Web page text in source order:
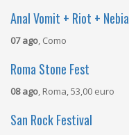
Anal Vomit + Riot + Nebia
07 ago, Como
Roma Stone Fest
08 ago, Roma, 53,00 euro
San Rock Festival